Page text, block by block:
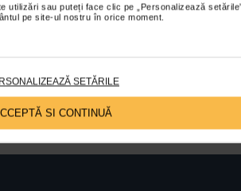
utilizări sau puteți face clic pe „Personalizează
pe site-ul nostru în orice moment.
SETĂRILE
SI CONTINUĂ